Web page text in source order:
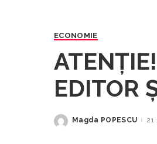
ECONOMIE
EDITOR
Posted
Magda POPESCU 21